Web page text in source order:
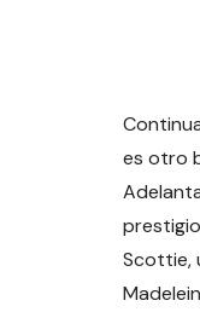
es otro
Scottie,